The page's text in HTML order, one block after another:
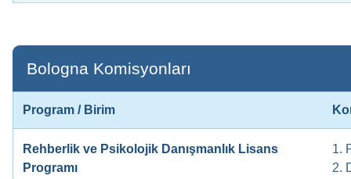
Bologna Komisyonları
Program / Birim
Rehberlik ve Psikolojik Danışmanlık Lisans
Programı
1.
2.